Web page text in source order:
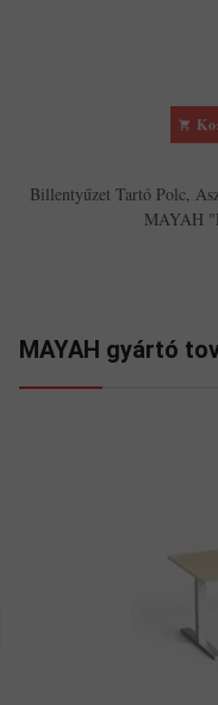
Billentyűzet Tartó Polc,
MAYAH
MAYAH gyártó